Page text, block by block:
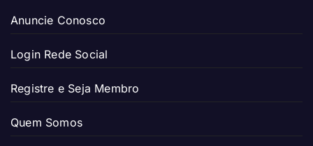
Anuncie Conosco
Login Rede Social
Registre e Seja Membro
Quem Somos